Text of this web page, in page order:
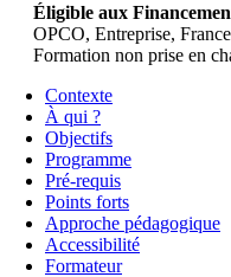
Éligible aux
OPCO, Entreprise,
Formation non prise en
Contexte
À qui ?
Objectifs
Programme
Pré-requis
Points forts
Approche pédagogique
Accessibilité
Formateur